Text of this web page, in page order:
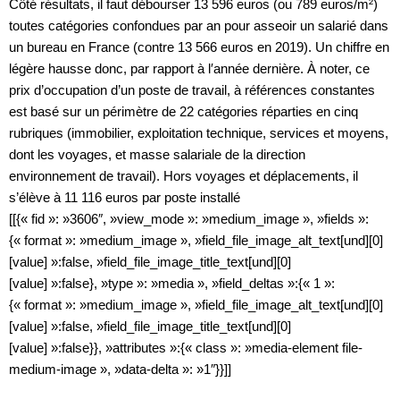
Côté résultats, il faut débourser 13 596 euros (ou 789 euros/m²)
toutes catégories confondues par an pour asseoir un salarié dans
un bureau en France (contre 13 566 euros en 2019). Un chiffre en
légère hausse donc, par rapport à l′année dernière. À noter, ce
prix d’occupation d’un poste de travail, à références constantes
est basé sur un périmètre de 22 catégories réparties en cinq
rubriques (immobilier, exploitation technique, services et moyens,
dont les voyages, et masse salariale de la direction
environnement de travail). Hors voyages et déplacements, il
s’élève à 11 116 euros par poste installé
[[{« fid »: »3606″, »view_mode »: »medium_image », »fields »:
{« format »: »medium_image », »field_file_image_alt_text[und][0]
[value] »:false, »field_file_image_title_text[und][0]
[value] »:false}, »type »: »media », »field_deltas »:{« 1 »:
{« format »: »medium_image », »field_file_image_alt_text[und][0]
[value] »:false, »field_file_image_title_text[und][0]
[value] »:false}}, »attributes »:{« class »: »media-element file-
medium-image », »data-delta »: »1″}}]]